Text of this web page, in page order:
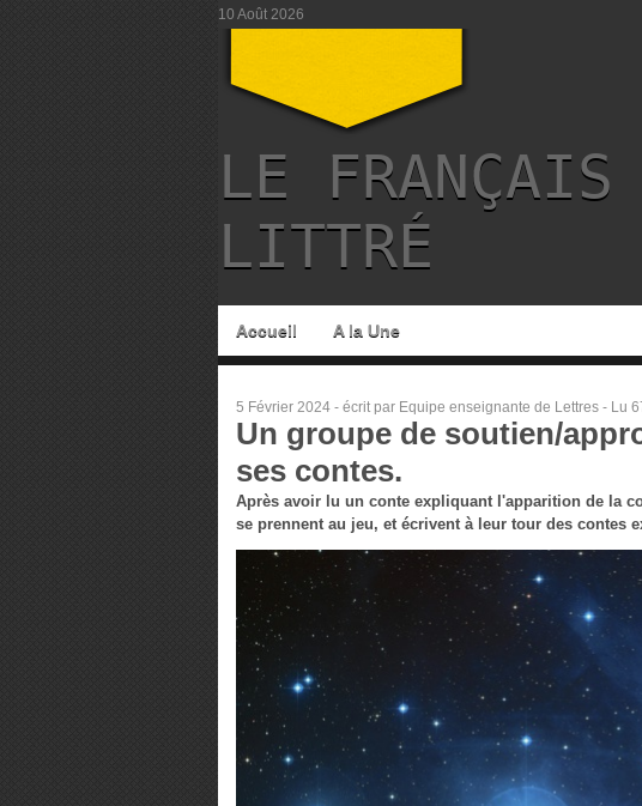
10 Août 2026
LE
LITTRÉ
Accueil A la Une
5 Février 2024 - écrit par Equipe enseignante de Lettres - Lu
Un groupe de soutien/
ses contes.
Après avoir lu un conte expliquant l'apparition de la
se prennent au jeu, et écrivent à leur tour des contes